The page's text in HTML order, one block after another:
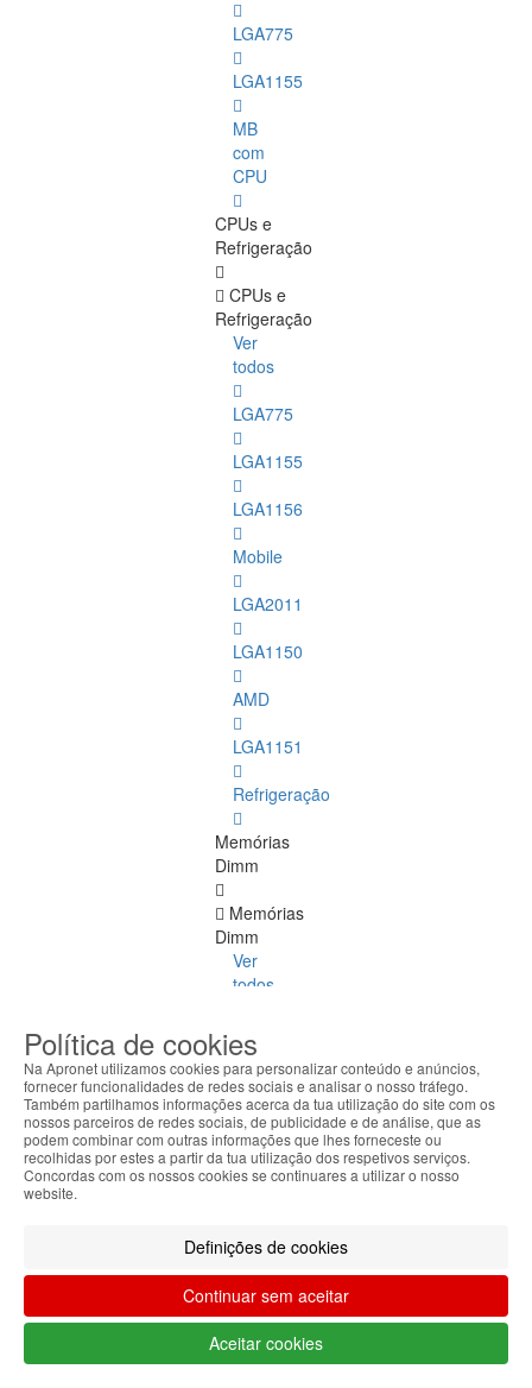
LGA775
LGA1155
MB
com
CPU
CPUs e
Refrigeração
CPUs e
Refrigeração
Ver
todos
LGA775
LGA1155
LGA1156
Mobile
LGA2011
LGA1150
AMD
LGA1151
Refrigeração
Memórias
Dimm
Memórias
Dimm
Ver
todos
4
ECC
DDR
1
DDR
3
DDR
4
Política de cookies
Na Apronet utilizamos cookies para personalizar conteúdo e anúncios,
fornecer funcionalidades de redes sociais e analisar o nosso tráfego.
Também partilhamos informações acerca da tua utilização do site com os
nossos parceiros de redes sociais, de publicidade e de análise, que as
podem combinar com outras informações que lhes forneceste ou
recolhidas por estes a partir da tua utilização dos respetivos serviços.
Concordas com os nossos cookies se continuares a utilizar o nosso
website.
Definições de cookies
Continuar sem aceitar
Aceitar cookies